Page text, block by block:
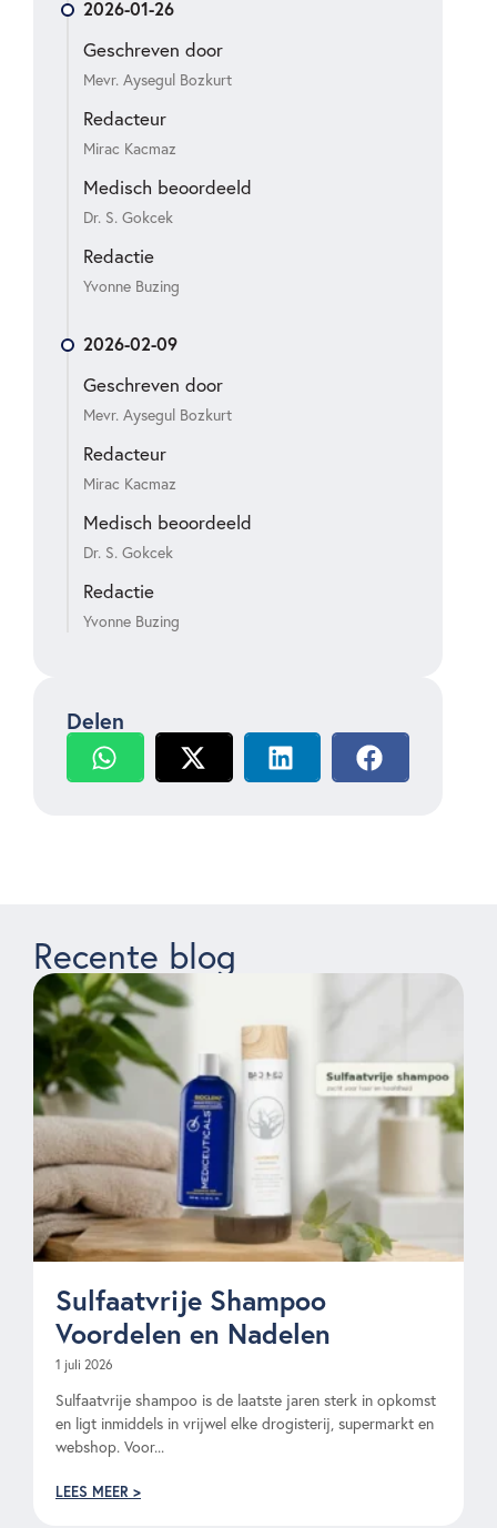
2026-01-26
Geschreven door
Mevr. Aysegul Bozkurt
Redacteur
Mirac Kacmaz
Medisch beoordeeld
Dr. S. Gokcek
Redactie
Yvonne Buzing
2026-02-09
Geschreven door
Mevr. Aysegul Bozkurt
Redacteur
Mirac Kacmaz
Medisch beoordeeld
Dr. S. Gokcek
Redactie
Yvonne Buzing
Delen
Recente blog
Sulfaatvrije Shampoo
Voordelen en Nadelen
1 juli 2026
Sulfaatvrije shampoo is de laatste jaren sterk in opkomst
en ligt inmiddels in vrijwel elke drogisterij, supermarkt en
webshop. Voor...
LEES MEER >